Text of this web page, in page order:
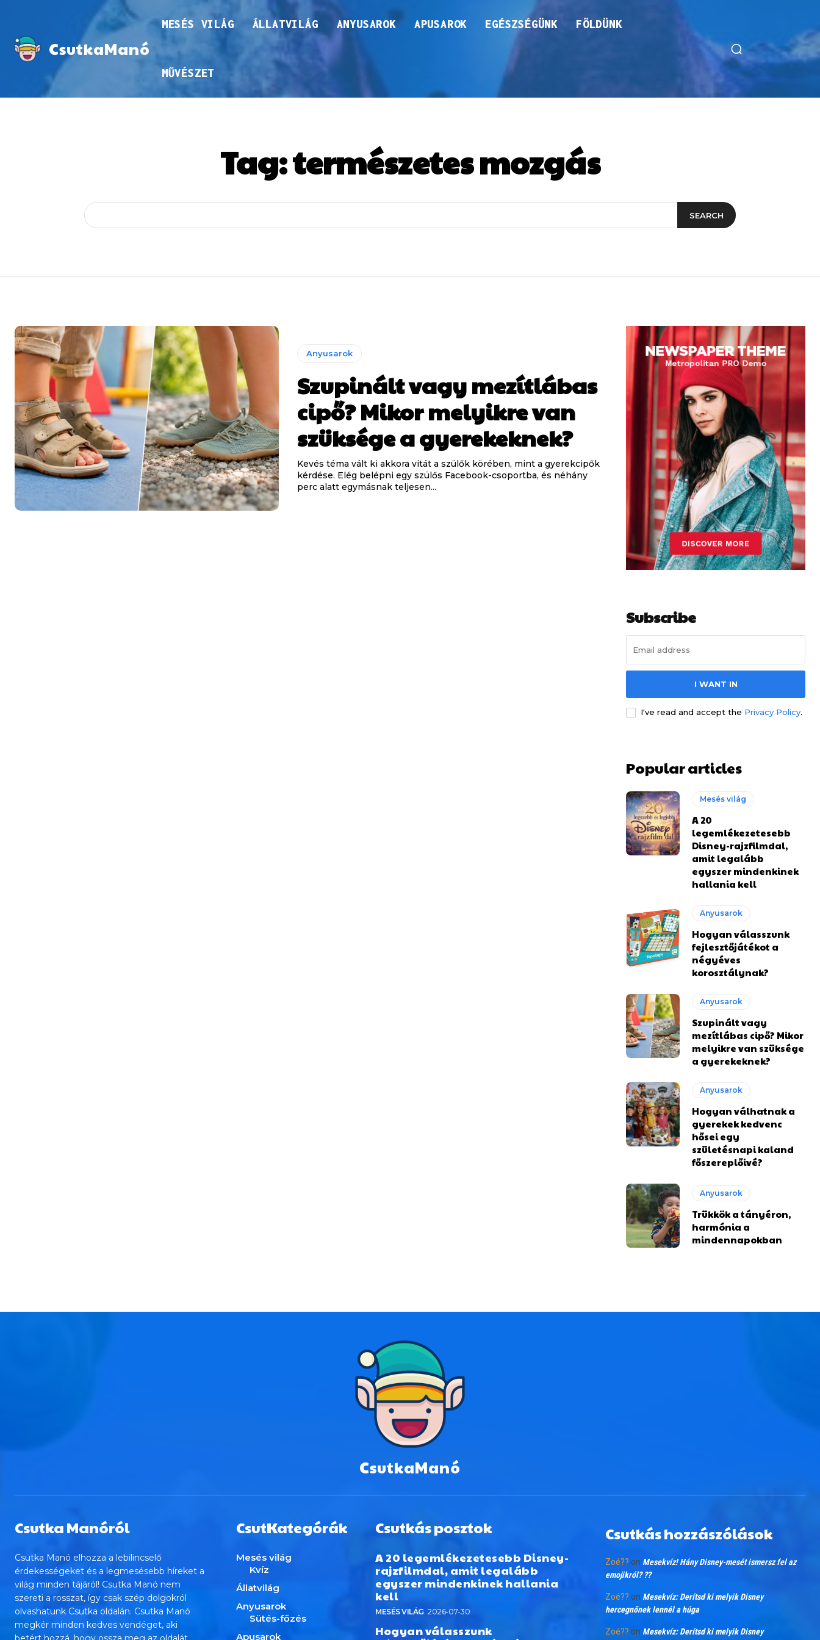
CsutkaManó
MESÉS VILÁG ÁLLATVILÁG ANYUSAROK APUSAROK EGÉSZSÉGÜNK FÖLDÜNK
MŰVÉSZET
Tag:természetes mozgás
SEARCH
Anyusarok
Szupinált vagy mezítlábas
cipő? Mikor melyikre van
szüksége a gyerekeknek?
Kevés téma vált ki akkora vitát a szülők körében, mint a gyerekcipők
kérdése. Elég belépni egy szülős Facebook-csoportba, és néhány
perc alatt egymásnak teljesen...
Subscribe
I WANT IN
I've read and accept the Privacy Policy.
Popular articles
Mesés világ
A 20
legemlékezetesebb
Disney-rajzfilmdal,
amit legalább
egyszer mindenkinek
hallania kell
Anyusarok
Hogyan válasszunk
fejlesztőjátékot a
négyéves
korosztálynak?
Anyusarok
Szupinált vagy
mezítlábas cipő? Mikor
melyikre van szüksége
a gyerekeknek?
Anyusarok
Hogyan válhatnak a
gyerekek kedvenc
hősei egy
születésnapi kaland
főszereplőivé?
Anyusarok
Trükkök a tányéron,
harmónia a
mindennapokban
CsutkaManó
Csutka Manóról
Csutka Manó elhozza a lebilincselő
érdekességeket és a legmesésebb híreket a
világ minden tájáról! Csutka Manó nem
szereti a rosszat, így csak szép dolgokról
olvashatunk Csutka oldalán. Csutka Manó
megkér minden kedves vendéget, aki
CsutKategórák
Mesés világ
Kvíz
Állatvilág
Anyusarok
Sütés-főzés
Apusarok
Csutkás posztok
A 20 legemlékezetesebb Disney-
rajzfilmdal, amit legalább
egyszer mindenkinek hallania
kell
MESÉS VILÁG 2026-07-30
Hogyan válasszunk
Csutkás hozzászólások
Zoé?? on Mesekvíz! Hány Disney-mesét ismersz fel az
emojikról? ??
Zoé?? on Mesekvíz: Derítsd ki melyik Disney
hercegnőnek lennél a húga
Zoé?? on Mesekvíz: Derítsd ki melyik Disney